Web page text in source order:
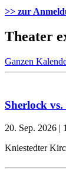
>> zur
Theater
Ganzen
Sherlock
20. Sep. 2026 |
Kniestedter